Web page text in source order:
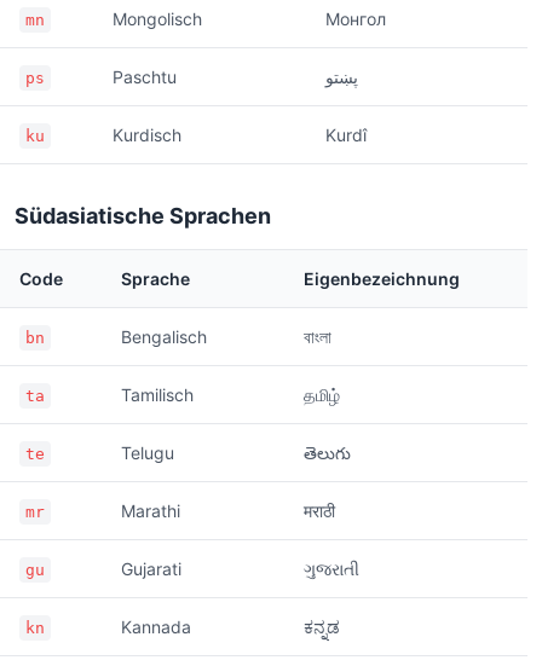
mn Mongolisch Монгол
ps Paschtu پښتو
ku Kurdisch Kurdî
Südasiatische Sprachen
Code Sprache Eigenbezeichnung
bn Bengalisch বাংলা
ta Tamilisch தமிழ்
te Telugu తెలుగు
mr Marathi मराठी
gu Gujarati ગુજરાતી
kn Kannada ಕನ್ನಡ